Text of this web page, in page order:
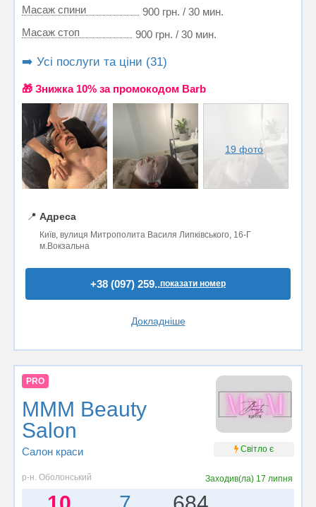
Масаж спини
900 грн. / 30 мин.
Масаж стоп
900 грн. / 30 мин.
➡️ Усі послуги та ціни (31)
🎁 Знижка 10% за промокодом Barb
19 фото
📍 Адреса
Київ, вулиця Митрополита Василя Липківського, 16-Г
м.Вокзальна
+38 (097) 259..показати номер
Докладніше
PRO
MMM Beauty
Salon
Салон краси Світло є
р-н. Оболонський Заходив(ла) 17 липня